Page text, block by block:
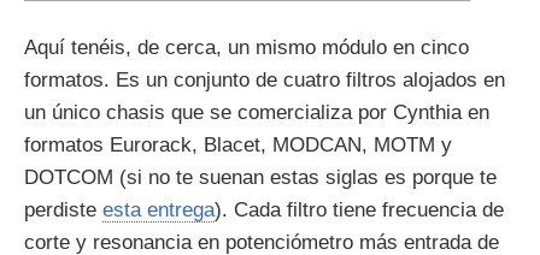
Aquí tenéis, de cerca, un mismo módulo en cinco
formatos. Es un conjunto de cuatro filtros alojados en
un único chasis que se comercializa por Cynthia en
formatos Eurorack, Blacet, MODCAN, MOTM y
DOTCOM (si no te suenan estas siglas es porque te
perdiste esta entrega). Cada filtro tiene frecuencia de
corte y resonancia en potenciómetro más entrada de